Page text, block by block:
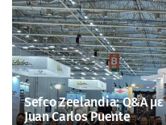
Sefco Zeelandia: Q&A
Juan Carlos Puente